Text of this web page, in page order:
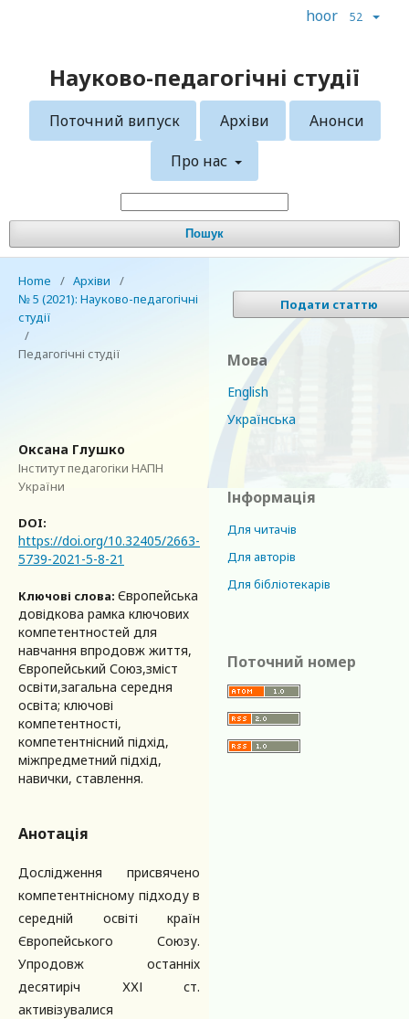
Науково-педагогічні студії
Поточний випуск Архіви
Анонси
Про нас
Пошук
hoor 52
Home / Архіви
/
№ 5 (2021): Науково-педагогічні
студії
/
Педагогічні студії
Оксана Глушко
Інститут педагогіки НАПН
України
DOI:
https://doi.org/10.32405/2663-
5739-2021-5-8-21
Ключові слова: Європейська
довідкова рамка ключових
компетентностей для
навчання впродовж життя,
Європейський Союз,зміст
освіти,загальна середня
освіта; ключові
компетентності,
компетентнісний підхід,
міжпредметний підхід,
навички, ставлення.
Анотація
Дослідження присвячено
компетентнісному підходу в
середній освіті країн
Європейського Союзу.
Упродовж останніх
десятиріч ХХІ ст.
активізувалися
Подати статтю
Мова
English
Українська
Інформація
Для читачів
Для авторів
Для бібліотекарів
Поточний номер